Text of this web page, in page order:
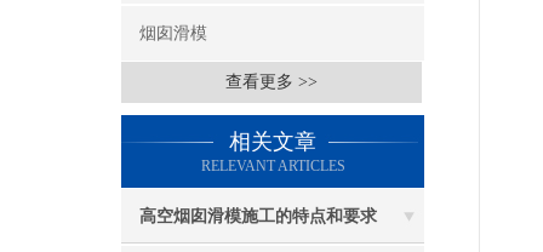
烟囱滑模
查看更多 >>
相关文章
RELEVANT ARTICLES
高空烟囱滑模施工的特点和要求